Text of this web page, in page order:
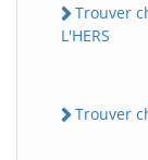
Trouver
L'HERS
Trouver